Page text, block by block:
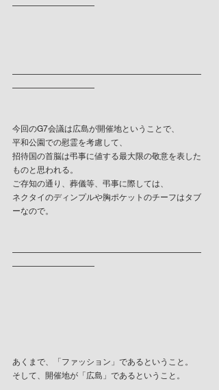
——————————
———————————————————————
——————————
今回のG7会議は広島が開催地ということで、
平和公園での慰霊を考慮して、
招待国の首脳は弔事に値する最大限の敬意を表した
ものと思われる。
ご存知の通り、葬儀等、弔事に際しては、
ネクタイのディンプルや胸ポケットのチーフはタブ
ーなので。
———————————————————————
——————————
あくまで、「ファッション」であるということ。
そして、開催地が「広島」であるということ。